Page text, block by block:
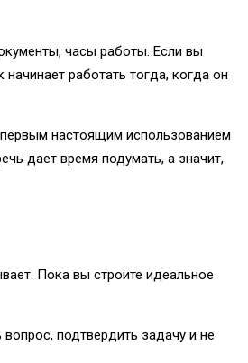
часы работы. Если вы
работать тогда, когда он
настоящим использованием
дает время подумать, а значит,
Пока вы строите идеальное
подтвердить задачу и не